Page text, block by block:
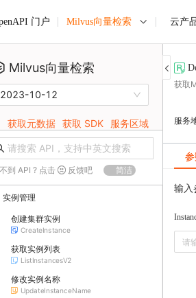
门户 Milvus向量检索 云产
Milvus向量检索
2023-10-12
获取元数据 获取 SDK 服务区域
到 API ? 点击 反馈吧 简洁
实例管理
创建集群实例
CreateInstance
获取实例列表
ListInstancesV2
修改实例名称
UpdateInstanceName
获取
服务
输入